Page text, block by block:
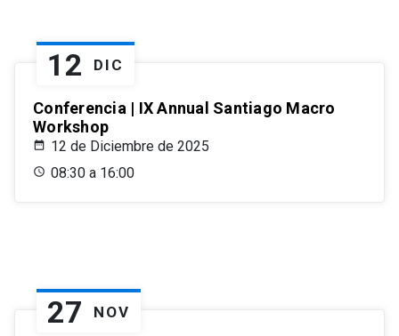
12 DIC
Conferencia | IX Annual Santiago Macro
Workshop
12 de Diciembre de 2025
08:30 a 16:00
27 NOV